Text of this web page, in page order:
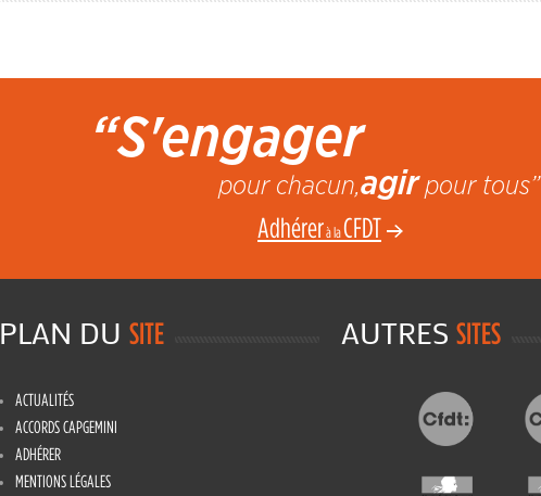
“S'engager
pour chacun,agirpour tous”
Adhérerà laCFDT
PLAN DU SITE
ACTUALITÉS
ACCORDS CAPGEMINI
ADHÉRER
MENTIONS LÉGALES
AUTRES SITES